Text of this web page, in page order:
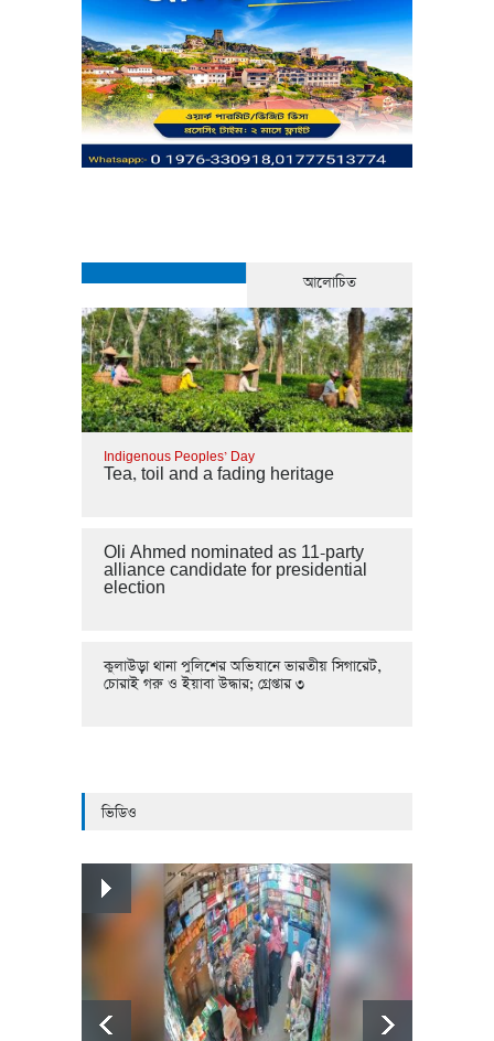
Salahuddin
Indigenous Peoples’ Day
Tea, toil and a fading
heritage
আলোচিত
Indigenous Peoples’ Day
Tea, toil and a fading heritage
Oli Ahmed nominated as 11-party
alliance candidate for presidential
election
কুলাউড়া থানা পুলিশের অভিযানে ভারতীয় সিগারেট,
চোরাই গরু ও ইয়াবা উদ্ধার; গ্রেপ্তার ৩
ভিডিও